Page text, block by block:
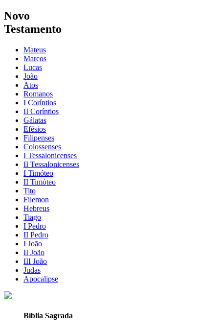
Novo
Testamento
Mateus
Marcos
Lucas
João
Atos
Romanos
I Coríntios
II Coríntios
Gálatas
Efésios
Filipenses
Colossenses
I Tessalonicenses
II Tessalonicenses
I Timóteo
II Timóteo
Tito
Filemon
Hebreus
Tiago
I Pedro
II Pedro
I João
II João
III João
Judas
Apocalipse
Bíblia Sagrada